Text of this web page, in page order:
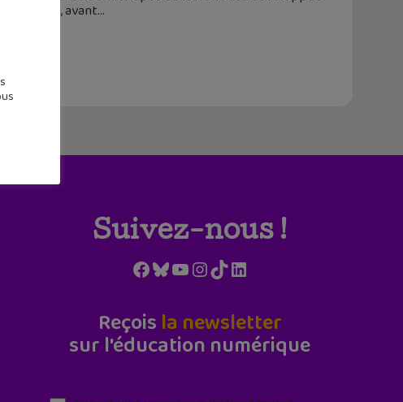
Attention, avant
Suivez-nous !
Facebook
Bluesky
YouTube
Instagram
TikTokLinkedIn
Reçois la newsletter
sur l'éducation numérique